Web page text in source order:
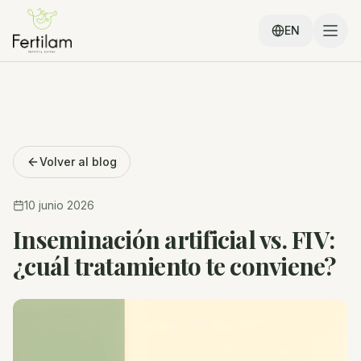
EN
Volver al blog
10 junio 2026
Inseminación artificial vs. FIV:
¿cuál tratamiento te conviene?